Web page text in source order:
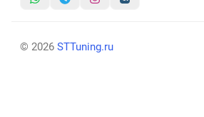
© 2026 STTuning.ru